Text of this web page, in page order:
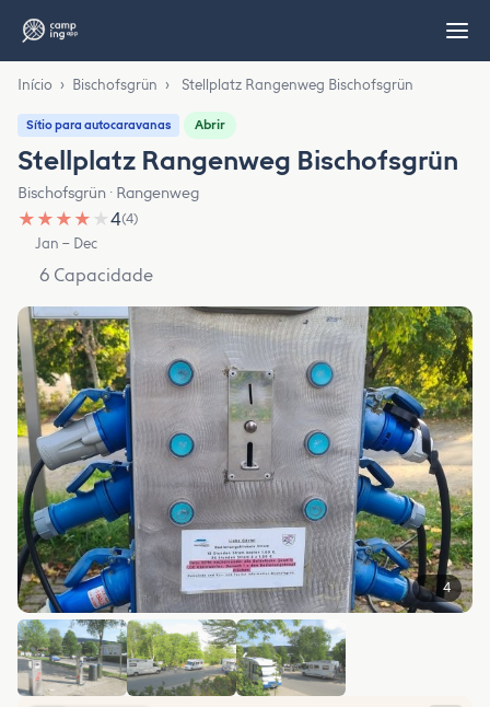
Início › Bischofsgrün › Stellplatz Rangenweg Bischofsgrün
Sítio para autocaravanas Abrir
Stellplatz Rangenweg Bischofsgrün
Bischofsgrün · Rangenweg
★ ★ ★ ★ ★4(4)
Jan – Dec
6 Capacidade
4